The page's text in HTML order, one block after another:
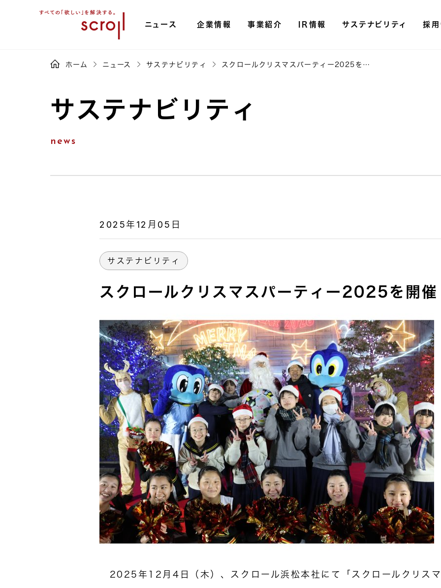
ニュース 企業情報 事業紹介 IR情報
内
サステナビリティ 採
ホーム ニュース サステナビリティ スクロールクリスマスパーティー2025を…
サステナビリティ
news
2025年12月05日
サステナビリティ
スクロールクリスマスパーティー2025を開催
2025年12月4日（木）、スクロール浜松本社にて「スクロールクリス